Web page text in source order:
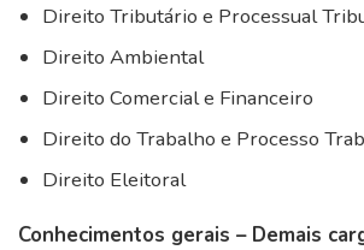
Direito Tributário e Processual
Direito Ambiental
Direito Comercial e Financeiro
Direito do Trabalho e Processo
Direito Eleitoral
Conhecimentos gerais – Demais